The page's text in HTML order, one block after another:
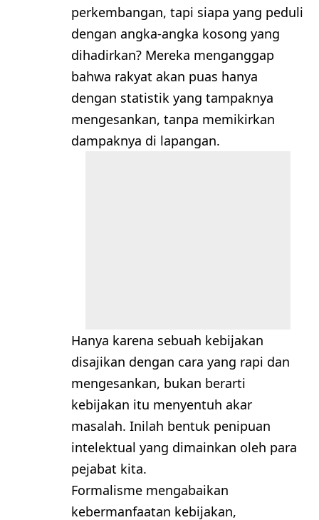
perkembangan, tapi siapa yang peduli
dengan angka-angka kosong yang
dihadirkan? Mereka menganggap
bahwa rakyat akan puas hanya
dengan statistik yang tampaknya
mengesankan, tanpa memikirkan
dampaknya di lapangan.
Hanya karena sebuah kebijakan
disajikan dengan cara yang rapi dan
mengesankan, bukan berarti
kebijakan itu menyentuh akar
masalah. Inilah bentuk penipuan
intelektual yang dimainkan oleh para
pejabat kita.
Formalisme mengabaikan
kebermanfaatan kebijakan,